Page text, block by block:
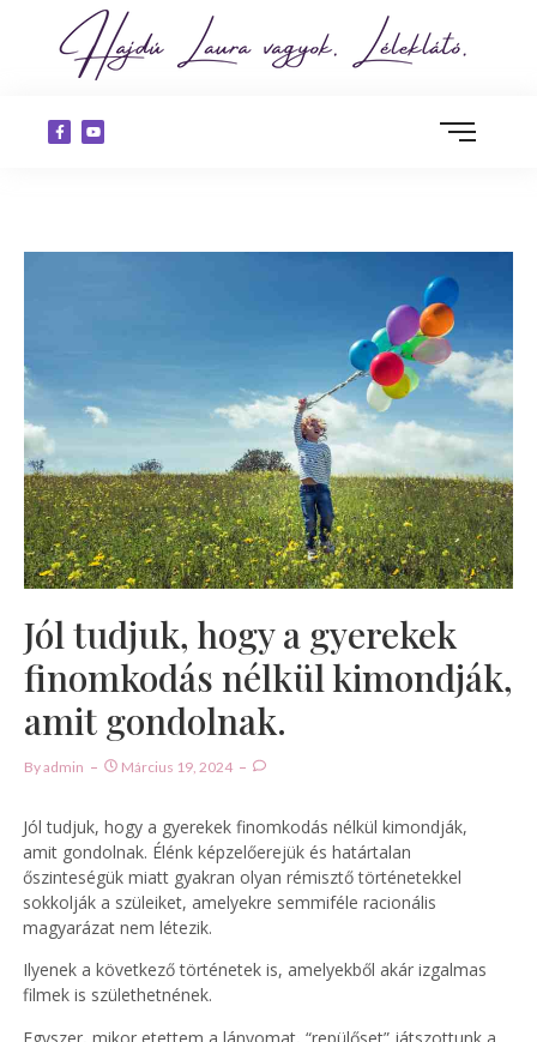
Jól tudjuk, hogy a gyerekek
finomkodás nélkül kimondják,
amit gondolnak.
ByAdmin Március 19, 2024
Jól tudjuk, hogy a gyerekek finomkodás nélkül kimondják,
amit gondolnak. Élénk képzelőerejük és határtalan
őszinteségük miatt gyakran olyan rémisztő történetekkel
sokkolják a szüleiket, amelyekre semmiféle racionális
magyarázat nem létezik.
Ilyenek a következő történetek is, amelyekből akár izgalmas
filmek is születhetnének.
Egyszer, mikor etettem a lányomat, “repülőset” játszottunk a